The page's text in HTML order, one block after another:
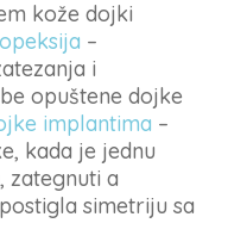
kože dojki
–
i
opuštene dojke
implantima –
kada je jednu
a
simetriju sa